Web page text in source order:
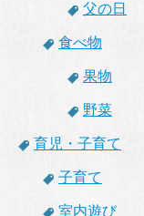
父の日
食べ物
果物
野菜
育児・子育て
子育て
室内遊び